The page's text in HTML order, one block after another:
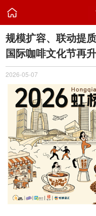

规模扩容、联动提
国际咖啡文化节再
2026-05-07